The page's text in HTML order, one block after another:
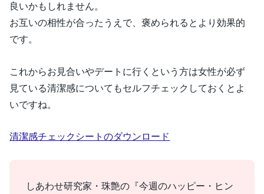
良いかもしれません。
お互いの相性が合ったうえで、褒められるとより効果的
です。
これからお見合いやデートに行くという方は女性が必ず
見ている清潔感についてもセルフチェックしておくとよ
いですね。
清潔感チェックシートのダウンロード
しあわせ研究家・珠艶の『今週のハッピー・ヒン